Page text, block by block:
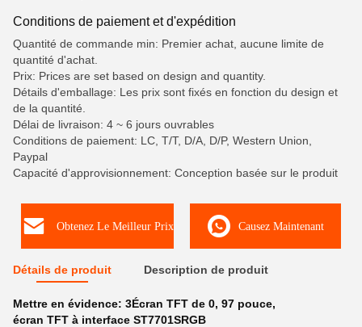
Conditions de paiement et d'expédition
Quantité de commande min: Premier achat, aucune limite de
quantité d'achat.
Prix: Prices are set based on design and quantity.
Détails d'emballage: Les prix sont fixés en fonction du design et
de la quantité.
Délai de livraison: 4 ~ 6 jours ouvrables
Conditions de paiement: LC, T/T, D/A, D/P, Western Union,
Paypal
Capacité d'approvisionnement: Conception basée sur le produit
Obtenez Le Meilleur Prix Causez Maintenant
Détails de produit Description de produit
Mettre en évidence: 3Écran TFT de 0, 97 pouce,
écran TFT à interface ST7701SRGB